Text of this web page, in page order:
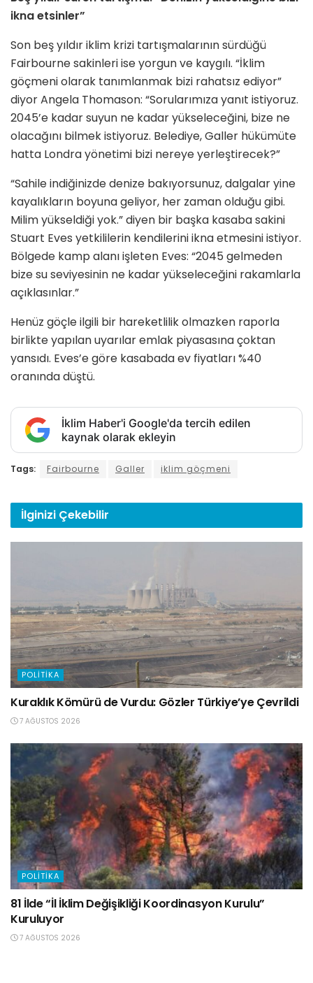
ikna etsinler”
Son beş yıldır iklim krizi tartışmalarının sürdüğü
Fairbourne sakinleri ise yorgun ve kaygılı. “İklim
göçmeni olarak tanımlanmak bizi rahatsız ediyor”
diyor Angela Thomason: “Sorularımıza yanıt istiyoruz.
2045’e kadar suyun ne kadar yükseleceğini, bize ne
olacağını bilmek istiyoruz. Belediye, Galler hükümüte
hatta Londra yönetimi bizi nereye yerleştirecek?”
“Sahile indiğinizde denize bakıyorsunuz, dalgalar yine
kayalıkların boyuna geliyor, her zaman olduğu gibi.
Milim yükseldiği yok.” diyen bir başka kasaba sakini
Stuart Eves yetkililerin kendilerini ikna etmesini istiyor.
Bölgede kamp alanı işleten Eves: “2045 gelmeden
bize su seviyesinin ne kadar yükseleceğini rakamlarla
açıklasınlar.”
Henüz göçle ilgili bir hareketlilik olmazken raporla
birlikte yapılan uyarılar emlak piyasasına çoktan
yansıdı. Eves’e göre kasabada ev fiyatları %40
oranında düştü.
İklim Haber'i Google'da tercih edilen
kaynak olarak ekleyin
Tags: Fairbourne Galler iklim göçmeni
İlginizi Çekebilir
POLITIKA
Kuraklık Kömürü de Vurdu: Gözler Türkiye’ye Çevrildi
7 AĞUSTOS 2026
POLITIKA
81 İlde “İl İklim Değişikliği Koordinasyon Kurulu”
Kuruluyor
7 AĞUSTOS 2026